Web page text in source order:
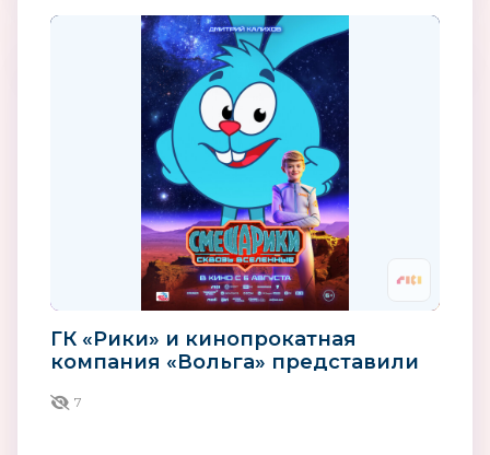
ГК «Рики» и кинопрокатная
компания «Вольга» представили
7